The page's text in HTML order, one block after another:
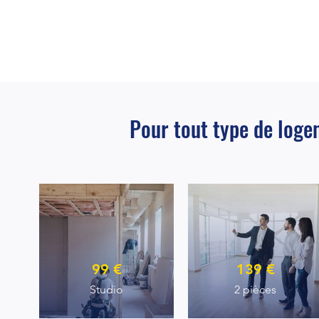
Pour tout type de
99 €
Studio
139 €
2 pièces